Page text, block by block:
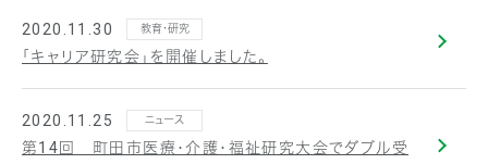
2020.11.30 教育・研究
「キャリア研究会」を開催しました。
2020.11.25 ニュース
第14回 町田市医療・介護・福祉研究大会でダブル受